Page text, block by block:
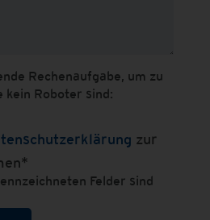
Rechenaufgabe, um zu
kein Roboter sind:
zur
Felder sind